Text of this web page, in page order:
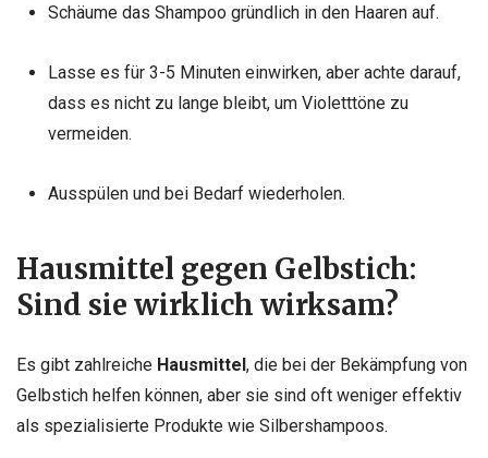
Schäume das Shampoo gründlich in den Haaren auf.
Lasse es für 3-5 Minuten einwirken, aber achte darauf,
dass es nicht zu lange bleibt, um Violetttöne zu
vermeiden.
Ausspülen und bei Bedarf wiederholen.
Hausmittel gegen Gelbstich:
Sind sie wirklich wirksam?
Es gibt zahlreiche Hausmittel, die bei der Bekämpfung von
Gelbstich helfen können, aber sie sind oft weniger effektiv
als spezialisierte Produkte wie Silbershampoos.